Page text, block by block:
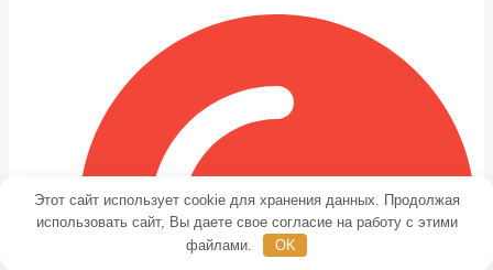
Минимальная толщина диска и колодок зависит от
конкретного узла, но для большинства случаев
ориентир таков: если толщина диска близка к
сервисному минимуму, заменять нужно вместе с
колодками. Колодки обычно меняют при остатке 2–3
мм фрикционного слоя.
Важная величина — радиальное биение: если оно
превышает 0.05–0.1 мм, появляется ощутимая
Этот сайт использует cookie для хранения данных. Продолжая
использовать сайт, Вы даете свое согласие на работу с этими
файлами.
OK